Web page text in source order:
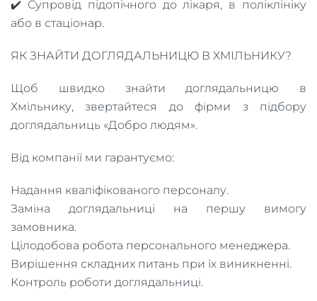
✔️ Супровід підопічного до лікаря, в поліклініку
або в стаціонар.
ЯК ЗНАЙТИ ДОГЛЯДАЛЬНИЦЮ В ХМІЛЬНИКУ?
Щоб швидко знайти доглядальницю в
Хмільнику, звертайтеся до фірми з підбору
доглядальниць «Добро людям».
Від компанії ми гарантуємо:
Надання кваліфікованого персоналу.
Заміна доглядальниці на першу вимогу
замовника.
Цілодобова робота персонального менеджера.
Вирішення складних питань при їх виникненні.
Контроль роботи доглядальниці.